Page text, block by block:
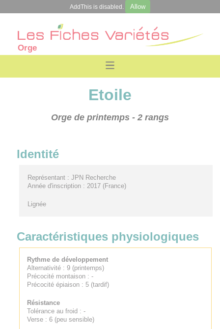
AddThis is disabled. Allow
Orge
Etoile
Orge de printemps - 2 rangs
Identité
Représentant : JPN Recherche
Année d'inscription : 2017 (France)
Lignée
Caractéristiques physiologiques
Rythme de développement
Alternativité : 9 (printemps)
Précocité montaison : -
Précocité épiaison : 5 (tardif)
Résistance
Tolérance au froid : -
Verse : 6 (peu sensible)